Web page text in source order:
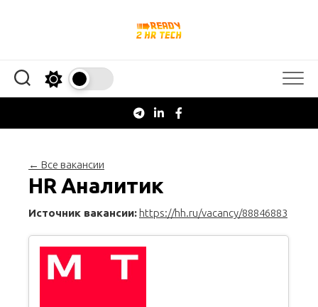
← Все вакансии
HR Аналитик
Источник вакансии: https://hh.ru/vacancy/88846883